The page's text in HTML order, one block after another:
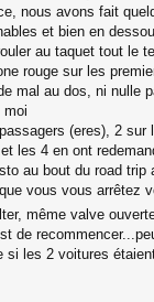
nous avons fait
et bien en
au taquet tout le
rouge sur les
mal au dos, ni nulle
moi
(eres), 2
les 4 en ont
au bout du road
vous vous arrêtez
même valve
de
si les 2 voitures